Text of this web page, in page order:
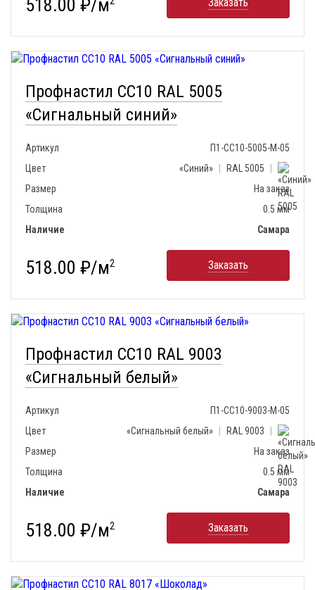
518.00 ₽/м
Профнастил СС10 RAL 5005
«Сигнальный синий»
Артикул
П1-СС10-5005-М-05
Цвет
«Синий» RAL 5005
Размер
На заказ
Толщина
0.5 мм
Наличие
Самара
518.00 ₽/м2 Заказать
Профнастил СС10 RAL 9003
«Сигнальный белый»
Артикул
П1-СС10-9003-М-05
Цвет
«Сигнальный белый» RAL 9003
Размер
На заказ
Толщина
0.5 мм
Наличие
Самара
518.00 ₽/м2 Заказать